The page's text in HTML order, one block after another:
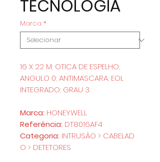
TECNOLOGIA
Marca *
16 X 22 M; OTICA DE ESPELHO;
ANGULO 0; ANTIMASCARA; EOL
INTEGRADO; GRAU 3.
Marca: HONEYWELL
Referência: DT8016AF4
Categoria: INTRUSÃO > CABELAD
O > DETETORES